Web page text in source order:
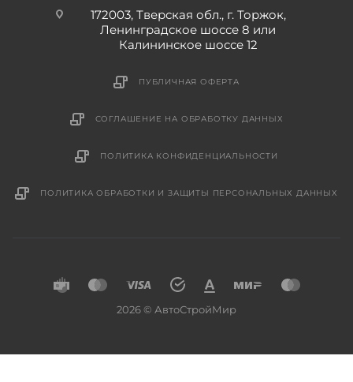
172003, Тверская обл., г. Торжок,
Ленинградское шоссе 8 или
Калининское шоссе 12
ПУБЛИЧНАЯ ОФЕРТА
СОГЛАШЕНИЕ НА ОБРАБОТКУ ДАННЫХ
ПОЛИТИКА КОНФИДЕНЦИАЛЬНОСТИ
ПОЛИТИКА ОБРАБОТКИ И ЗАЩИТЫ ПЕРСОНАЛЬНЫХ ДАННЫХ
2026 © АвтоСтройМир